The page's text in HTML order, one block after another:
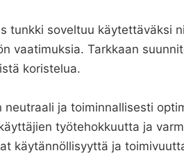
tunkki soveltuu käytettäväksi
vaatimuksia. Tarkkaan
koristelua.
neutraali ja toiminnallisesti
työtehokkuutta ja
käytännöllisyyttä ja